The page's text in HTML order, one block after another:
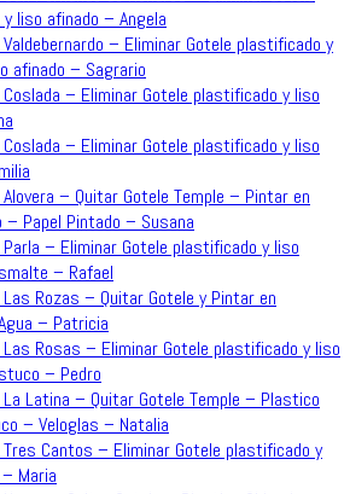
liso afinado – Angela
– Eliminar Gotele plastificado y
afinado – Sagrario
– Eliminar Gotele plastificado y liso
– Eliminar Gotele plastificado y liso
– Quitar Gotele Temple – Pintar en
– Papel Pintado – Susana
– Eliminar Gotele plastificado y liso
– Rafael
Rozas – Quitar Gotele y Pintar en
– Patricia
Rosas – Eliminar Gotele plastificado y liso
– Pedro
Latina – Quitar Gotele Temple – Plastico
– Veloglas – Natalia
Cantos – Eliminar Gotele plastificado y
Maria